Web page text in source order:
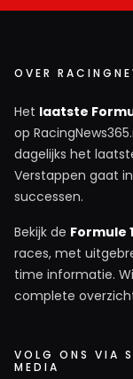
OVER
Het laatste
op
dagelijks het
Verstappen gaat
successen.
Bekijk de Formule
races, met
time informatie.
complete
VOLG ONS VIA
MEDIA